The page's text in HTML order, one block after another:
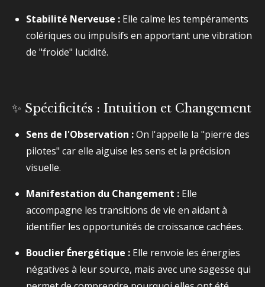
Stabilité Nerveuse : Elle calme les tempéraments
colériques ou impulsifs en apportant une vibration
de "froide" lucidité.
✨ Spécificités : Intuition et Changement
Sens de l'Observation :On l'appelle la "pierre des
pilotes" car elle aiguise les sens et la précision
visuelle.
Manifestation du Changement : Elle
accompagne les transitions de vie en aidant à
identifier les opportunités de croissance cachées.
Bouclier Énergétique : Elle renvoie les énergies
négatives à leur source, mais avec une sagesse qui